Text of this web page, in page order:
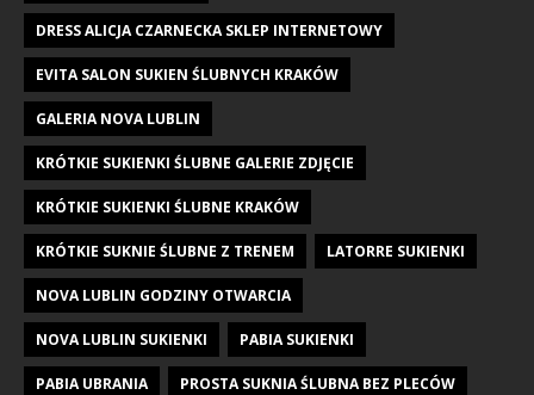
DRESS ALICJA CZARNECKA SKLEP INTERNETOWY
EVITA SALON SUKIEN ŚLUBNYCH KRAKÓW
GALERIA NOVA LUBLIN
KRÓTKIE SUKIENKI ŚLUBNE GALERIE ZDJĘCIE
KRÓTKIE SUKIENKI ŚLUBNE KRAKÓW
KRÓTKIE SUKNIE ŚLUBNE Z TRENEM LATORRE SUKIENKI
NOVA LUBLIN GODZINY OTWARCIA
NOVA LUBLIN SUKIENKI PABIA SUKIENKI
PABIA UBRANIA PROSTA SUKNIA ŚLUBNA BEZ PLECÓW